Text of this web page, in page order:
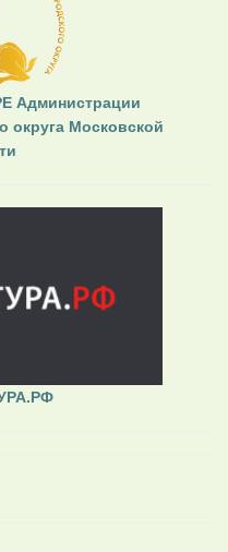
Администрации
округа Московской